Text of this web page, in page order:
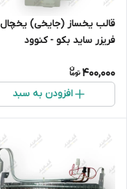
قالب یخساز (جایخی) یخچال
فریزر ساید بکو - کنوود
400,000
افزودن به سبد